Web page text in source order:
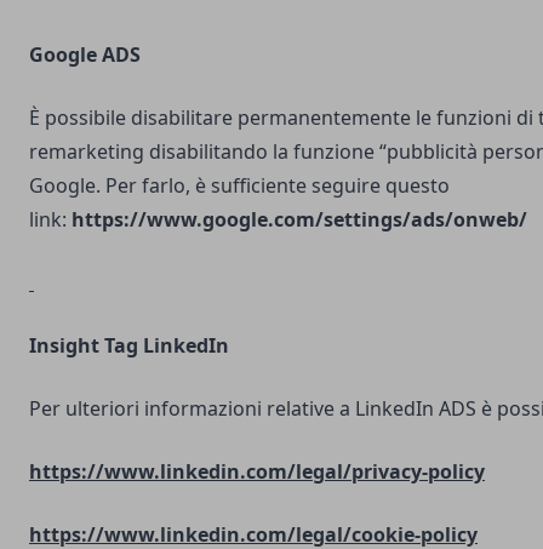
Google ADS
È possibile disabilitare permanentemente le funzioni di
remarketing disabilitando la funzione “pubblicità
Google. Per farlo, è sufficiente seguire questo
link: https://www.google.com/settings/ads/onweb/
Insight Tag LinkedIn
Per ulteriori informazioni relative a LinkedIn ADS è
https://www.linkedin.com/legal/privacy-policy
https://www.linkedin.com/legal/cookie-policy